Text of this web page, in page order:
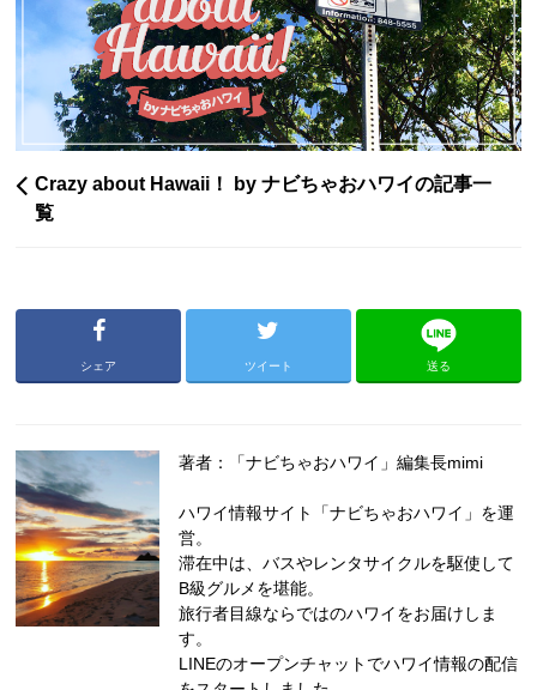
Crazy about Hawaii！ by ナビちゃおハワイの記事一
覧
シェア ツイート 送る
著者：「ナビちゃおハワイ」編集長mimi
ハワイ情報サイト「ナビちゃおハワイ」を運
営。
滞在中は、バスやレンタサイクルを駆使して
B級グルメを堪能。
旅行者目線ならではのハワイをお届けしま
す。
LINEのオープンチャットでハワイ情報の配信